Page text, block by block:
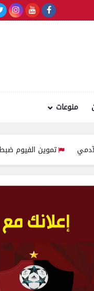
منوعات
لبن فاسد وغير صالح للاستهلاك الآدمى قبل طرحه بالأسواق